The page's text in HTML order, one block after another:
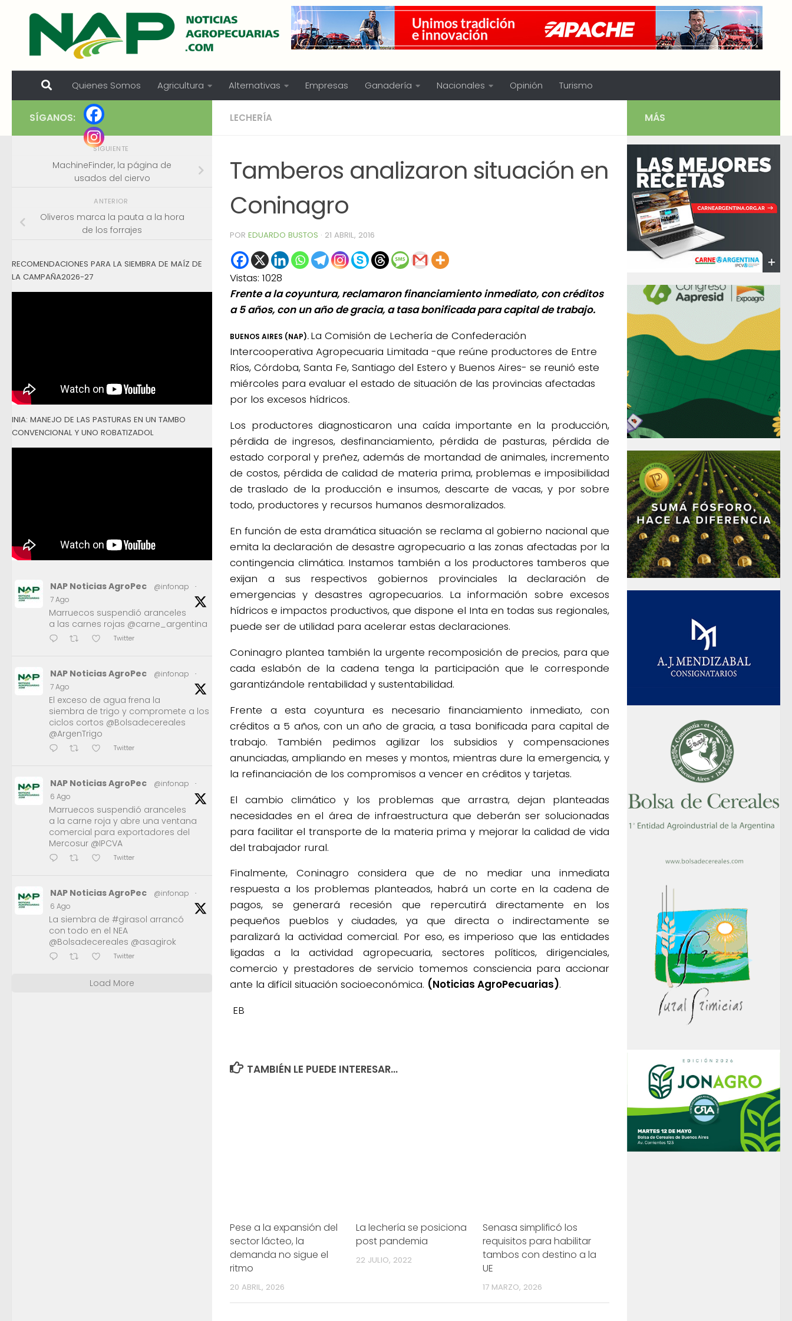
Skip to content
Quienes Somos Agricultura Alternativas Empresas Ganadería Nacionales Opinión Turismo
LECHERÍA
Tamberos analizaron situación en
Coninagro
POR EDUARDO BUSTOS · 21 ABRIL, 2016
Vistas: 1028
Frente a la coyuntura, reclamaron financiamiento inmediato, con créditos
a 5 años, con un año de gracia, a tasa bonificada para capital de trabajo.
BUENOS AIRES (NAP). La Comisión de Lechería de Confederación
Intercooperativa Agropecuaria Limitada -que reúne productores de Entre
Ríos, Córdoba, Santa Fe, Santiago del Estero y Buenos Aires- se reunió este
miércoles para evaluar el estado de situación de las provincias afectadas
por los excesos hídricos.
Los productores diagnosticaron una caída importante en la producción,
pérdida de ingresos, desfinanciamiento, pérdida de pasturas, pérdida de
estado corporal y preñez, además de mortandad de animales, incremento
de costos, pérdida de calidad de materia prima, problemas e imposibilidad
de traslado de la producción e insumos, descarte de vacas, y por sobre
todo, productores y recursos humanos desmoralizados.
En función de esta dramática situación se reclama al gobierno nacional que
emita la declaración de desastre agropecuario a las zonas afectadas por la
contingencia climática. Instamos también a los productores tamberos que
exijan a sus respectivos gobiernos provinciales la declaración de
emergencias y desastres agropecuarios. La información sobre excesos
hídricos e impactos productivos, que dispone el Inta en todas sus regionales,
puede ser de utilidad para acelerar estas declaraciones.
Coninagro plantea también la urgente recomposición de precios, para que
cada eslabón de la cadena tenga la participación que le corresponde
garantizándole rentabilidad y sustentabilidad.
Frente a esta coyuntura es necesario financiamiento inmediato, con
créditos a 5 años, con un año de gracia, a tasa bonificada para capital de
trabajo. También pedimos agilizar los subsidios y compensaciones
anunciadas, ampliando en meses y montos, mientras dure la emergencia, y
la refinanciación de los compromisos a vencer en créditos y tarjetas.
El cambio climático y los problemas que arrastra, dejan planteadas
necesidades en el área de infraestructura que deberán ser solucionadas
para facilitar el transporte de la materia prima y mejorar la calidad de vida
del trabajador rural.
Finalmente, Coninagro considera que de no mediar una inmediata
respuesta a los problemas planteados, habrá un corte en la cadena de
pagos, se generará recesión que repercutirá directamente en los
pequeños pueblos y ciudades, ya que directa o indirectamente se
paralizará la actividad comercial. Por eso, es imperioso que las entidades
ligadas a la actividad agropecuaria, sectores políticos, dirigenciales,
comercio y prestadores de servicio tomemos consciencia para accionar
ante la difícil situación socioeconómica. (Noticias AgroPecuarias).
EB
TAMBIÉN LE PUEDE INTERESAR...
Pese a la expansión del
sector lácteo, la
demanda no sigue el
ritmo
20 ABRIL, 2026
La lechería se posiciona
post pandemia
22 JULIO, 2022
Senasa simplificó los
requisitos para habilitar
tambos con destino a la
UE
17 MARZO, 2026
SÍGANOS:
SIGUIENTE
MachineFinder, la página de
usados del ciervo
ANTERIOR
Oliveros marca la pauta a la hora
de los forrajes
RECOMENDACIONES PARA LA SIEMBRA DE MAÍZ DE
LA CAMPAÑA2026-27
INIA: MANEJO DE LAS PASTURAS EN UN TAMBO
CONVENCIONAL Y UNO ROBATIZADOL
NAP Noticias AgroPec @infonap
·
7 Ago
Marruecos suspendió aranceles
a las carnes rojas @carne_argentina
Twitter
NAP Noticias AgroPec @infonap
·
7 Ago
El exceso de agua frena la
siembra de trigo y compromete a los
ciclos cortos @Bolsadecereales
@ArgenTrigo
Twitter
NAP Noticias AgroPec @infonap
·
6 Ago
Marruecos suspendió aranceles
a la carne roja y abre una ventana
comercial para exportadores del
Mercosur @IPCVA
Twitter
NAP Noticias AgroPec @infonap
·
6 Ago
La siembra de #girasol arrancó
con todo en el NEA
@Bolsadecereales @asagirok
Twitter
Load More
MÁS